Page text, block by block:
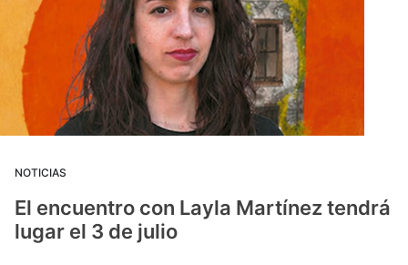
NOTICIAS
El encuentro con Layla Martínez tendrá
lugar el 3 de julio